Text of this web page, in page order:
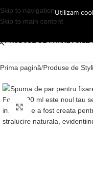
Skip to navigation
Skip to main content
DESPRE NOICONTACT
Prima pagină Produse de
Click to enlarge
Utilizam